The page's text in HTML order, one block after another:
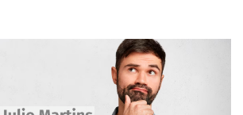
REGULARIZAR?